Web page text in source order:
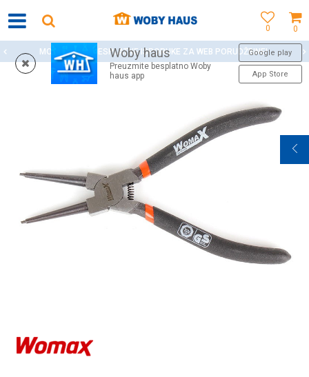
0
0
Woby haus
Preuzmite besplatno Woby
haus app
Google play
App Store
MOGUĆNOST BESPLATNE ISPORUKE ZA WEB PORUDŽBINE!